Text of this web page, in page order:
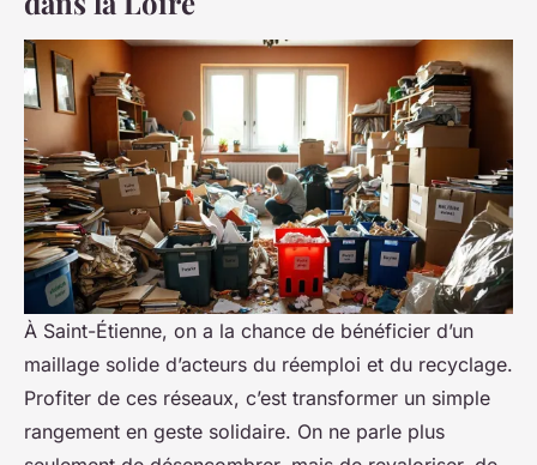
À Saint-Étienne, on a la chance de bénéficier d’un
maillage solide d’acteurs du réemploi et du recyclage.
Profiter de ces réseaux, c’est transformer un simple
rangement en geste solidaire. On ne parle plus